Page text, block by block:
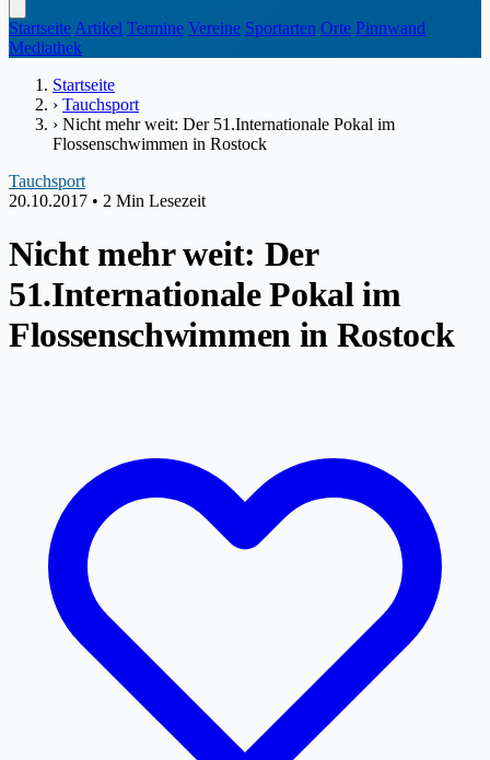
Startseite Artikel Termine Vereine Sportarten Orte Pinnwand
Mediathek
Startseite
› Tauchsport
› Nicht mehr weit: Der 51.Internationale Pokal im
Flossenschwimmen in Rostock
Tauchsport
20.10.2017 • 2 Min Lesezeit
Nicht mehr weit: Der
51.Internationale Pokal im
Flossenschwimmen in Rostock